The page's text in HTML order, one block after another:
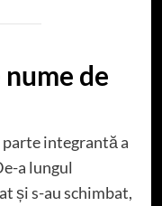
de
parte integrantă a
a lungul
și s-au schimbat,